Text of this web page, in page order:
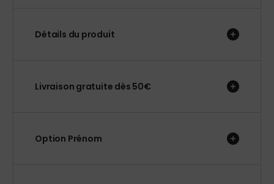
Détails du produit
Livraison gratuite dès 50€
Option Prénom